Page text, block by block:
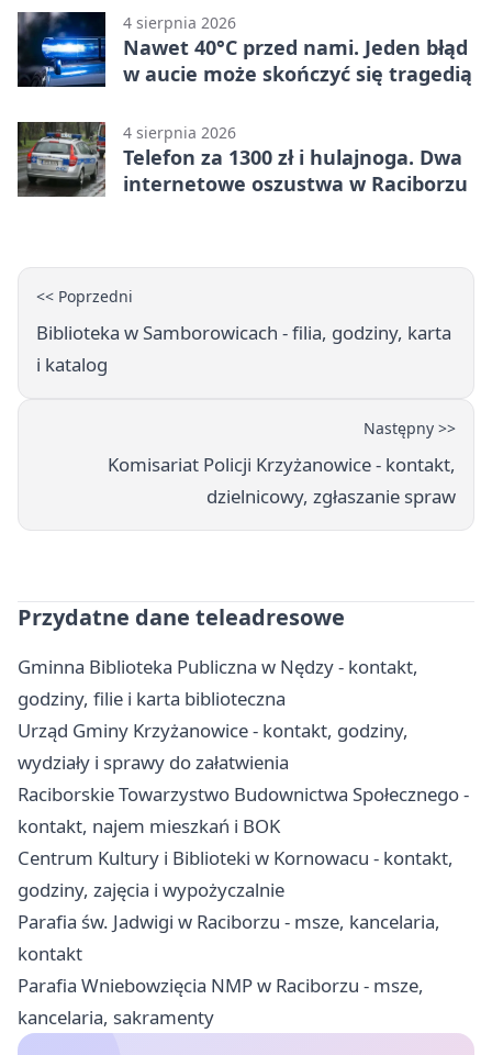
4 sierpnia 2026
Nawet 40°C przed nami. Jeden błąd
w aucie może skończyć się tragedią
4 sierpnia 2026
Telefon za 1300 zł i hulajnoga. Dwa
internetowe oszustwa w Raciborzu
<< Poprzedni
Biblioteka w Samborowicach - filia, godziny, karta
i katalog
Następny >>
Komisariat Policji Krzyżanowice - kontakt,
dzielnicowy, zgłaszanie spraw
Przydatne dane teleadresowe
Gminna Biblioteka Publiczna w Nędzy - kontakt,
godziny, filie i karta biblioteczna
Urząd Gminy Krzyżanowice - kontakt, godziny,
wydziały i sprawy do załatwienia
Raciborskie Towarzystwo Budownictwa Społecznego -
kontakt, najem mieszkań i BOK
Centrum Kultury i Biblioteki w Kornowacu - kontakt,
godziny, zajęcia i wypożyczalnie
Parafia św. Jadwigi w Raciborzu - msze, kancelaria,
kontakt
Parafia Wniebowzięcia NMP w Raciborzu - msze,
kancelaria, sakramenty